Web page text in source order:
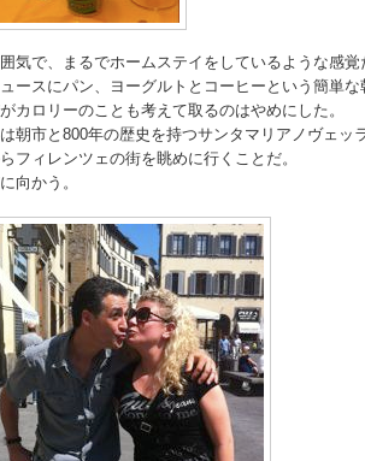
気で、まるでホームステイをしているような感覚
ースにパン、ヨーグルトとコーヒーという簡単
カロリーのことも考えて取るのはやめにした。
朝市と800年の歴史を持つサンタマリアノヴェッ
フィレンツェの街を眺めに行くことだ。
向かう。